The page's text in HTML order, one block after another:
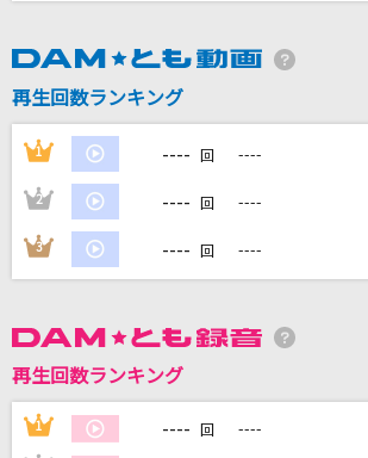
ョン)
DREAMS COME TRUE
DAMの新曲・ランキングなど
カラオケ最新情報をチェック！
カラオケをもっと楽しもう！
再生回数ランキング
1 ---- 回 ----
2 ---- 回 ----
3 ---- 回 ----
再生回数ランキング
1 ---- 回 ----